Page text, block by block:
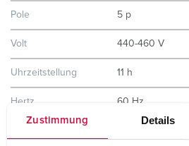
Zustimmung Details
Pole 5 p
Volt 440-460 V
Uhrzeitstellung 11 h
Hertz 60 Hz